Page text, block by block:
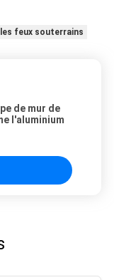
feux souterrains
de mur de
l'aluminium